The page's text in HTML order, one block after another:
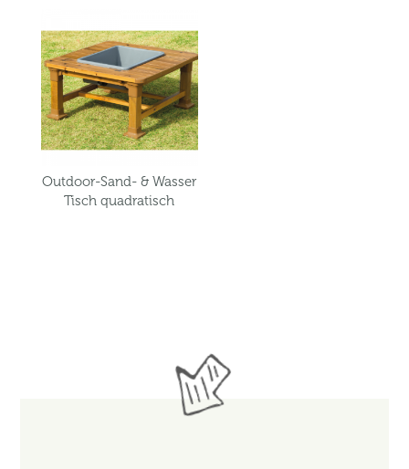
Outdoor-Sand- & Wasser
Tisch quadratisch